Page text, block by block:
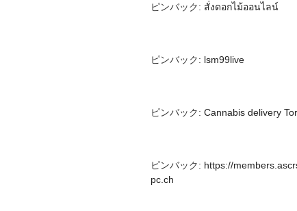
ピンバック: สั่งดอกไม้ออนไลน์
ピンバック: lsm99live
ピンバック: Cannabis delivery
ピンバック: https://
pc.ch